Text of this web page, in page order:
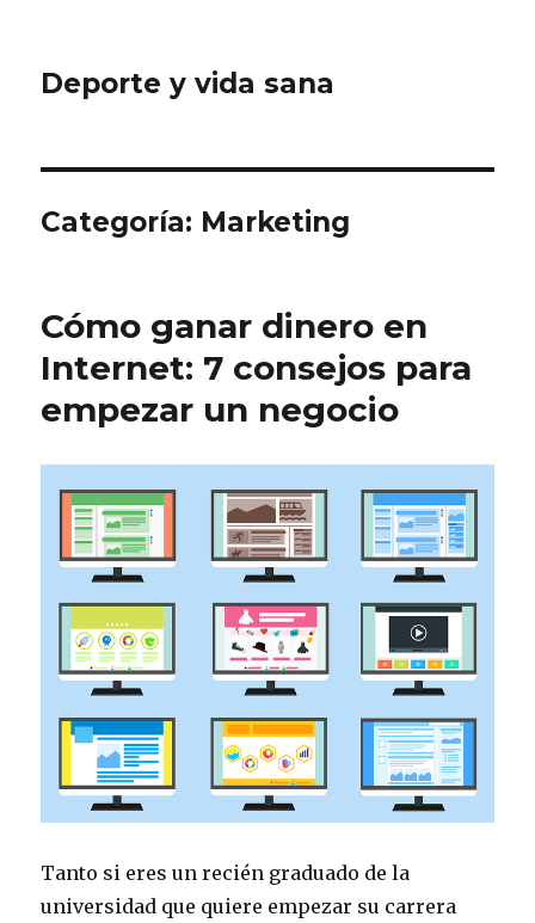
Deporte y vida sana
Categoría: Marketing
Cómo ganar dinero en
Internet: 7 consejos para
empezar un negocio
Tanto si eres un recién graduado de la
universidad que quiere empezar su carrera